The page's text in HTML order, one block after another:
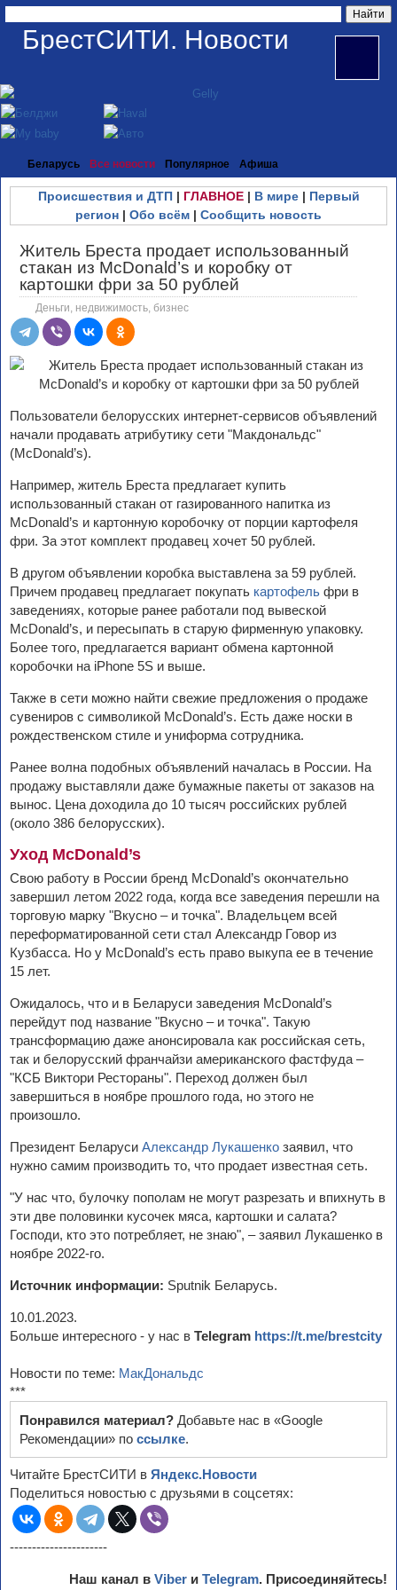
БрестСИТИ. Новости
Беларусь Все новости Популярное Афиша
Происшествия и ДТП| ГЛАВНОЕ| В мире| Первый
регион | Обо всём | Сообщить новость
Житель Бреста продает использованный
стакан из McDonald’s и коробку от
картошки фри за 50 рублей
Деньги, недвижимость, бизнес
Пользователи белорусских интернет-сервисов объявлений
начали продавать атрибутику сети "Макдональдс"
(McDonald’s).
Например, житель Бреста предлагает купить
использованный стакан от газированного напитка из
McDonald’s и картонную коробочку от порции картофеля
фри. За этот комплект продавец хочет 50 рублей.
В другом объявлении коробка выставлена за 59 рублей.
Причем продавец предлагает покупать картофель фри в
заведениях, которые ранее работали под вывеской
McDonald’s, и пересыпать в старую фирменную упаковку.
Более того, предлагается вариант обмена картонной
коробочки на iPhone 5S и выше.
Также в сети можно найти свежие предложения о продаже
сувениров с символикой McDonald’s. Есть даже носки в
рождественском стиле и униформа сотрудника.
Ранее волна подобных объявлений началась в России. На
продажу выставляли даже бумажные пакеты от заказов на
вынос. Цена доходила до 10 тысяч российских рублей
(около 386 белорусских).
Уход McDonald’s
Свою работу в России бренд McDonald’s окончательно
завершил летом 2022 года, когда все заведения перешли на
торговую марку "Вкусно – и точка". Владельцем всей
переформатированной сети стал Александр Говор из
Кузбасса. Но у McDonald’s есть право выкупа ее в течение
15 лет.
Ожидалось, что и в Беларуси заведения McDonald’s
перейдут под название "Вкусно – и точка". Такую
трансформацию даже анонсировала как российская сеть,
так и белорусский франчайзи американского фастфуда –
"КСБ Виктори Рестораны". Переход должен был
завершиться в ноябре прошлого года, но этого не
произошло.
Президент Беларуси Александр Лукашенко заявил, что
нужно самим производить то, что продает известная сеть.
"У нас что, булочку пополам не могут разрезать и впихнуть в
эти две половинки кусочек мяса, картошки и салата?
Господи, кто это потребляет, не знаю", – заявил Лукашенко в
ноябре 2022-го.
Источник информации: Sputnik Беларусь.
10.01.2023.
Больше интересного - у нас в Telegram https://t.me/brestcity
Новости по теме: МакДональдс
***
Понравился материал? Добавьте нас в «Google
Рекомендации» по ссылке.
Читайте БрестСИТИ в Яндекс.Новости
Поделиться новостью с друзьями в соцсетях:
----------------------
Наш канал в Viber и Telegram. Присоединяйтесь!